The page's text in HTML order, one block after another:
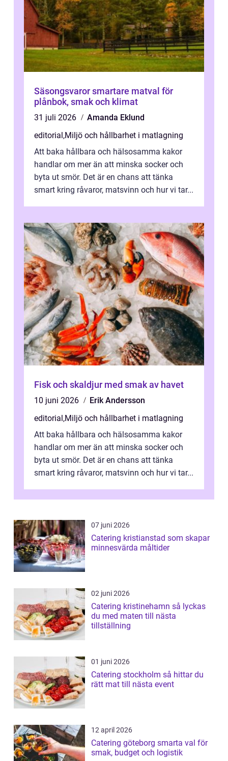
Säsongsvaror smartare matval för
plånbok, smak och klimat
31 juli 2026
Amanda Eklund
editorial,Miljö och hållbarhet i matlagning
Att baka hållbara och hälsosamma kakor
handlar om mer än att minska socker och
byta ut smör. Det är en chans att tänka
smart kring råvaror, matsvinn och hur vi tar...
Fisk och skaldjur med smak av havet
10 juni 2026
Erik Andersson
editorial,Miljö och hållbarhet i matlagning
Att baka hållbara och hälsosamma kakor
handlar om mer än att minska socker och
byta ut smör. Det är en chans att tänka
smart kring råvaror, matsvinn och hur vi tar...
07 juni 2026
Catering kristianstad som skapar
minnesvärda måltider
02 juni 2026
Catering kristinehamn så lyckas
du med maten till nästa
tillställning
01 juni 2026
Catering stockholm så hittar du
rätt mat till nästa event
12 april 2026
Catering göteborg smarta val för
smak, budget och logistik